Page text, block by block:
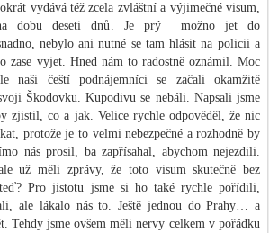
vydává též zcela zvláštní a výjimečné visum,
dobu deseti dnů. Je prý
možno jet do
nebylo ani nutné se tam hlásit na policii a
zase vyjet. Hned nám to radostně oznámil. Moc
naši čeští podnájemníci se začali okamžitě
Škodovku. Kupodivu se nebáli. Napsali jsme
zjistil, co a jak. Velice rychle odpověděl, že nic
protože je to velmi nebezpečné a rozhodně by
nás prosil, ba zapřísahal, abychom nejezdili.
už měli zprávy, že toto visum skutečně bez
Pro jistotu jsme si ho také rychle pořídili,
ale lákalo nás to. Ještě jednou do Prahy… a
Tehdy jsme ovšem měli nervy celkem v pořádku